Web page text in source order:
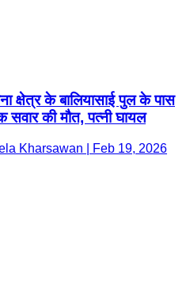
क्षेत्र के बालियासाई पुल के पास
सवार की मौत, पत्नी घायल
Kharsawan | Feb 19, 2026